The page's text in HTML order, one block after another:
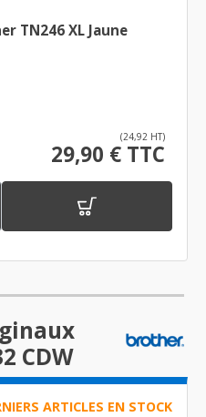
TN246 XL Jaune
(24,92 HT)
29,90 € TTC
CDW
ARTICLES EN STOCK